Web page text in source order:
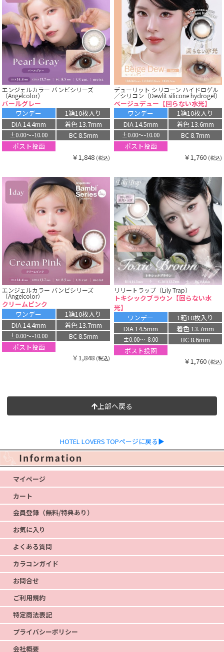
エンジェルカラー バンビシリーズ
（Angelcolor）
パールグレー
ワンデー
1箱10枚入り
DIA 14.4mm
着色 13.7mm
±0.00〜-10.00
BC 8.5mm
ポスト投函
￥1,848 (税込)
デューリット シリコーン ハイドロゲル
／シリコン（Dewlit silicone hydrogel）
ベージュデュー【回らない水光】
ワンデー
1箱10枚入り
DIA 14.5mm
着色 13.6mm
±0.00〜-10.00
BC 8.7mm
ポスト投函
￥1,760 (税込)
エンジェルカラー バンビシリーズ
（Angelcolor）
クリームピンク
ワンデー
1箱10枚入り
DIA 14.4mm
着色 13.7mm
±0.00〜-10.00
BC 8.5mm
ポスト投函
￥1,848 (税込)
リリートラップ（Lily Trap）
トキシックブラウン【回らない水
光】
ワンデー
1箱10枚入り
DIA 14.5mm
着色 13.7mm
±0.00〜-8.00
BC 8.6mm
ポスト投函
￥1,760 (税込)
上部へ戻る
HOTEL LOVERS TOPページに戻る▶
マイページ
カート
会員登録（無料/特典あり）
お気に入り
よくある質問
カラコンガイド
お問合せ
ご利用規約
特定商法表記
プライバシーポリシー
会社概要